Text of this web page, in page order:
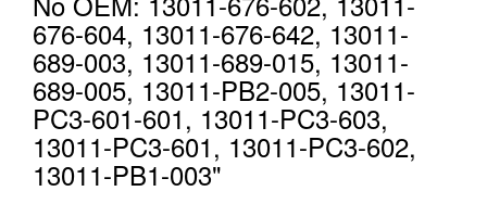
676-604, 13011-676-642, 13011-
689-003, 13011-689-015, 13011-
689-005, 13011-PB2-005, 13011-
PC3-601-601, 13011-PC3-603,
13011-PC3-601, 13011-PC3-602,
13011-PB1-003"